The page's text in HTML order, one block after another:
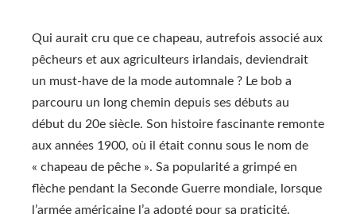
Qui aurait cru que ce chapeau, autrefois associé aux
pêcheurs et aux agriculteurs irlandais, deviendrait
un must-have de la mode automnale ? Le bob a
parcouru un long chemin depuis ses débuts au
début du 20e siècle. Son histoire fascinante remonte
aux années 1900, où il était connu sous le nom de
« chapeau de pêche ». Sa popularité a grimpé en
flèche pendant la Seconde Guerre mondiale, lorsque
l’armée américaine l’a adopté pour sa praticité.